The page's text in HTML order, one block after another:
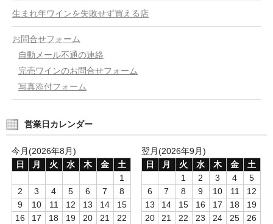
生まれ年ワインを失敗せず買える店
お問合せフォーム
自動メール不通の連絡
完売ワインのお問合せフォーム
写真添付フォーム
営業日カレンダー
今月(2026年8月)
日
月 火 水 木 金
土
1
2
3 4 5 6 7
8
9
10 11 12 13 14
15
16
17 18 19 20 21 22
翌月(2026年9月)
日
月 火 水 木 金
土
1
2 3 4
5
6
7 8 9 10 11
12
13
14 15 16 17 18
19
20
21 22 23 24 25 26